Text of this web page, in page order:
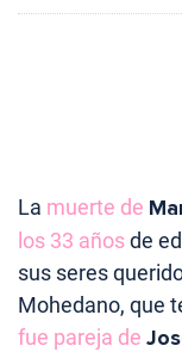
La muerte de
los 33 añosde
sus seres
Mohedano, que
fue pareja de